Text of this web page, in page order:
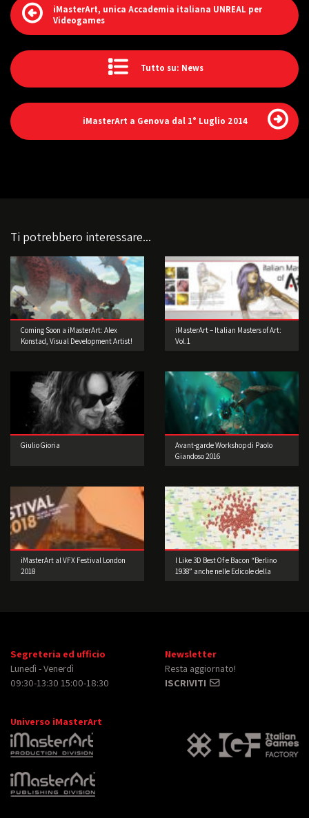
iMasterArt, unica Accademia italiana UNREAL per
Videogames
Tutto su: News
iMasterArt a Genova dal 1° Luglio 2014
Ti potrebbero interessare...
Coming Soon a iMasterArt: Alex
Konstad, Visual Development Artist!
iMasterArt – Italian Masters of Art:
Vol.1
Giulio Gioria
Avant-garde Workshop di Paolo
Giandoso 2016
iMasterArt al VFX Festival London
2018
I Like 3D Best Of e Bacon “Berlino
1938” anche nelle Edicole della
Segreteria ed ufficio
Lunedì - Venerdì
09:30-13:30 15:00-18:30
Newsletter
Resta aggiornato!
ISCRIVITI
Universo iMasterArt